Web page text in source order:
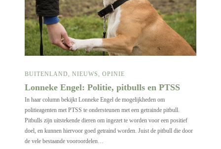
BUITENLAND NIEUWS OPINIE
Lonneke Engel: Politie, pitbulls en PTSS
In haar column bekijkt Lonneke Engel de mogelijkheden om
politieagenten met PTSS te ondersteunen met een getrainde pitbull.
Pitbulls zijn uitstekende dieren om ingezet te worden voor een positief
doel, en kunnen hiervoor goed getraind worden. Juist de pitbull die door
de vele bestaande vooroordelen…